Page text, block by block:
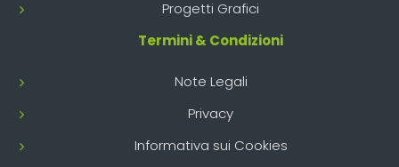
Progetti Grafici
Termini & Condizioni
Note Legali
Privacy
Informativa sui Cookies